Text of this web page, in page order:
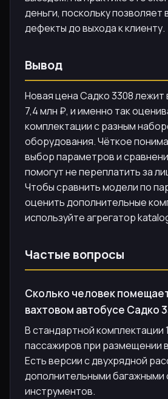
деньги, поскольку позволяет
дефекты до выхода к клиенту.
Вывод
Новая цена Садко 3308 лежит
7,4 млн ₽, и именно так
комплектации с разным
оборудования. Чёткое
выбор параметров и
помогут не переплатить за
Чтобы сравнить модели по
оценить дополнительные
используйте агрегатор
Частые вопросы
Сколько человек
вахтовом автобусе Садко
В стандартной комплектации
пассажиров при размещении
Есть версии с двухрядной
дополнительными багажными
инструментов.